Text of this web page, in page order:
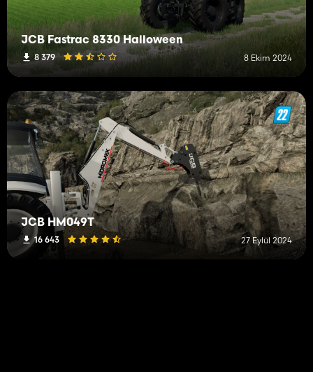
JCB Fastrac 8330 Halloween
8 379 8 Ekim 2024
JCB HM049T
16 643 27 Eylül 2024